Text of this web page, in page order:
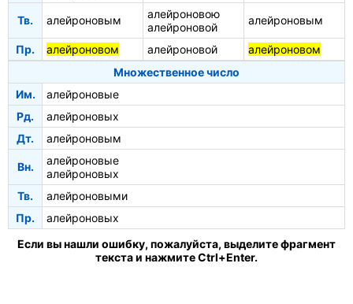
Тв. алейроновым
алейроновою
алейроновой
алейроновым
Пр. алейроновом алейроновой
алейроновом
Множественное число
Им.
алейроновые
Рд.
алейроновых
Дт.
алейроновым
Вн.
алейроновые
алейроновых
Тв.
алейроновыми
Пр.
алейроновых
Если вы нашли ошибку, пожалуйста, выделите фрагмент
текста и нажмите Ctrl+Enter.